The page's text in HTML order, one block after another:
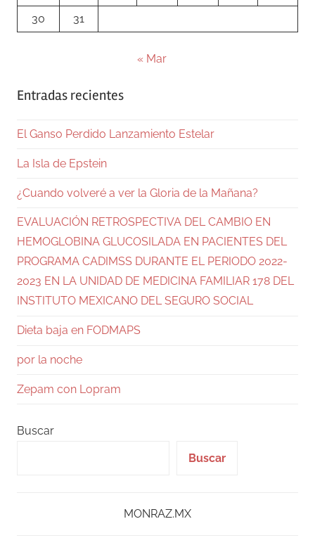
30
31
« Mar
Entradas recientes
El Ganso Perdido Lanzamiento Estelar
La Isla de Epstein
¿Cuando volveré a ver la Gloria de la Mañana?
EVALUACIÓN RETROSPECTIVA DEL CAMBIO EN
HEMOGLOBINA GLUCOSILADA EN PACIENTES DEL
PROGRAMA CADIMSS DURANTE EL PERIODO 2022-
2023 EN LA UNIDAD DE MEDICINA FAMILIAR 178 DEL
INSTITUTO MEXICANO DEL SEGURO SOCIAL
Dieta baja en FODMAPS
por la noche
Zepam con Lopram
Buscar
Buscar
MONRAZ.MX